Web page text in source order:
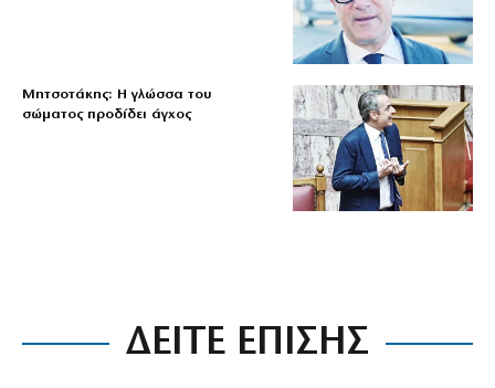
Μητσοτάκης: Η γλώσσα του
σώματος προδίδει άγχος
ΔΕΙΤΕ ΕΠΙΣΗΣ